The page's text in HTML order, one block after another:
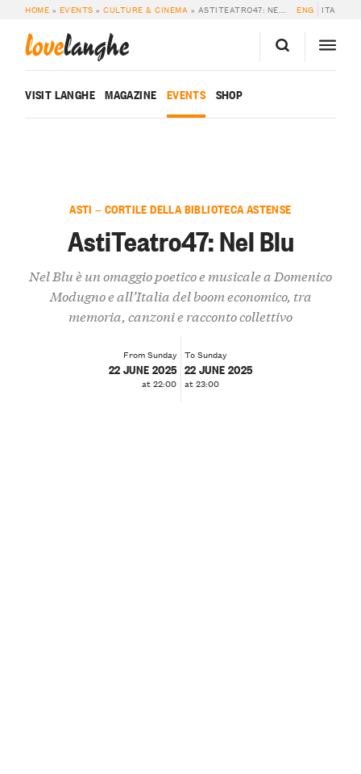
HOME » EVENTS »CULTURE & CINEMA » ASTITEATRO47: NEL BLU ENG ITA
lovelanghe
VISIT LANGHE MAGAZINE EVENTS SHOP
ASTI — CORTILE DELLA BIBLIOTECA ASTENSE
AstiTeatro47: Nel Blu
Nel Blu è un omaggio poetico e musicale a Domenico
Modugno e all’Italia del boom economico, tra
memoria, canzoni e racconto collettivo
From Sunday
22 JUNE 2025
at 22:00
To Sunday
22 JUNE 2025
at 23:00